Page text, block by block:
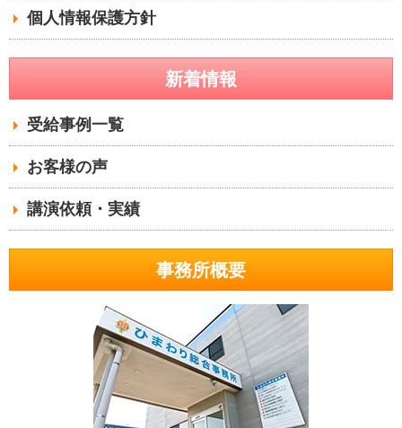
個人情報保護方針
新着情報
受給事例一覧
お客様の声
講演依頼・実績
事務所概要